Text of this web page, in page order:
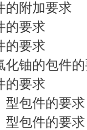
附加要求
的要求
的要求
铀的包件
的要求
包件的要求
包件的要求